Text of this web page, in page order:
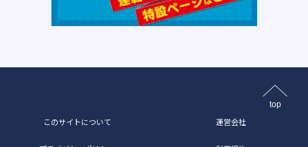
top
このサイトについて 運営会社